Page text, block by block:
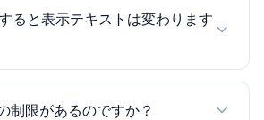
応しています：ChatGPT（全バー
、Gemini、Copilot、
ると表示テキストは変わります
視のUnicode文字のみを除去しま
るテキスト、書式設定、スペー
制限があるのですか？